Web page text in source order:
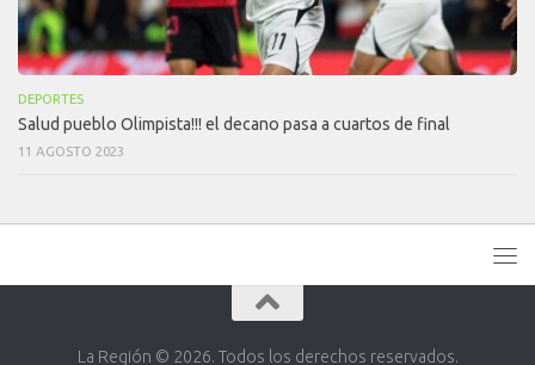
DEPORTES
Salud pueblo Olimpista!!! el decano pasa a cuartos de final
11 AGOSTO 2023
La Región © 2026. Todos los derechos reservados.